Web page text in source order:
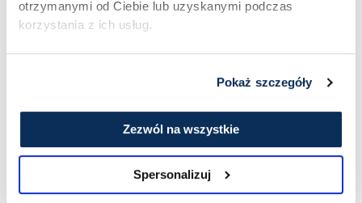
otrzymanymi od Ciebie lub uzyskanymi podczas
korzystania z ich usług.
Pokaż szczegóły
Zezwól na wszystkie
Spersonalizuj